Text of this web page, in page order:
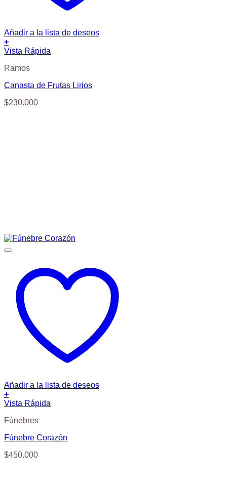
Añadir a la lista de deseos
+
Vista Rápida
Ramos
Canasta de Frutas Lirios
$230.000
Añadir a la lista de deseos
+
Vista Rápida
Fúnebres
Fúnebre Corazón
$450.000